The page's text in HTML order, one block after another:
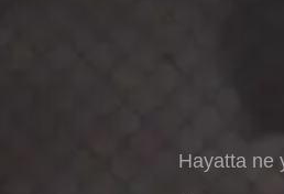
Hayatta ne